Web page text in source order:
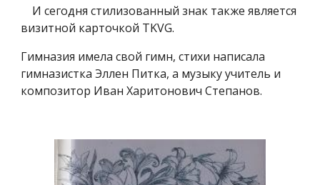
И сегодня стилизованный знак также является
визитной карточкой TKVG.
Гимназия имела свой гимн, стихи написала
гимназистка Эллен Питка, а музыку учитель и
композитор Иван Харитонович Степанов.